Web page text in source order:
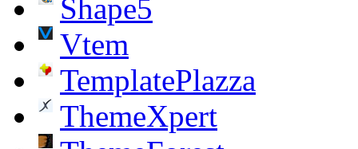
Shape5
Vtem
TemplatePlazza
ThemeXpert